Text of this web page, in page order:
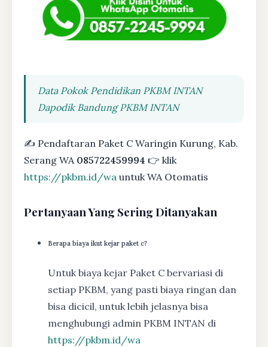
Data Pokok Pendidikan PKBM INTAN
Dapodik Bandung PKBM INTAN
✍ Pendaftaran Paket C Waringin Kurung, Kab.
Serang WA 085722459994 👉 klik
https://pkbm.id/wa untuk WA Otomatis
Pertanyaan Yang Sering Ditanyakan
Berapa biaya ikut kejar paket c?
Untuk biaya kejar Paket C bervariasi di
setiap PKBM, yang pasti biaya ringan dan
bisa dicicil, untuk lebih jelasnya bisa
menghubungi admin PKBM INTAN di
https://pkbm.id/wa